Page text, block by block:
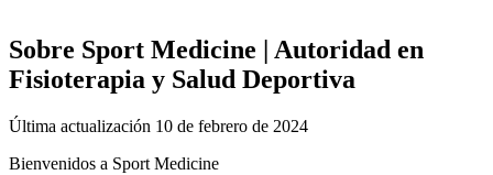
Sobre Sport Medicine | Autoridad en
Fisioterapia y Salud Deportiva
Última actualización 10 de febrero de 2024
Bienvenidos a Sport Medicine